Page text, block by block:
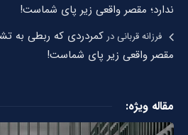
ندارد؛ مقصر واقعی زیر پای شماست!
فرزانه قربانیدر کمردردی که ربطی به
مقصر واقعی زیر پای شماست!
مقاله ویژه: